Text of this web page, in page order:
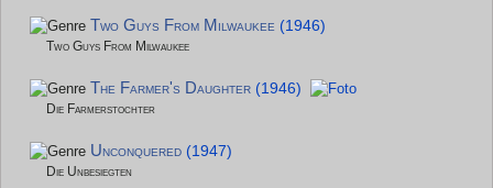
Two Guys From Milwaukee (1946)
Two Guys From Milwaukee
The Farmer's Daughter (1946)
Die Farmerstochter
Unconquered (1947)
Die Unbesiegten